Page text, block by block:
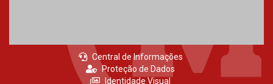
Central de Informações
Proteção de Dados
Identidade Visual